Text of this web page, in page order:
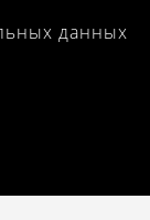
данных